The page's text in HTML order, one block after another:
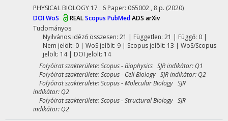
PHYSICAL BIOLOGY 17 : 6 Paper: 065002 , 8 p. (2020)
DOIWoS REALScopus PubMedADS arXiv
Tudományos
Nyilvános idéző összesen: 21 | Független: 21 | Függő: 0 |
Nem jelölt: 0 | WoS jelölt: 9 | Scopus jelölt: 13 | WoS/Scopus
jelölt: 14 | DOI jelölt: 14
Folyóirat szakterülete: Scopus - Biophysics SJR indikátor: Q1
Folyóirat szakterülete: Scopus - Cell Biology SJR indikátor: Q2
Folyóirat szakterülete: Scopus - Molecular Biology SJR
indikátor: Q2
Folyóirat szakterülete: Scopus - Structural Biology SJR
indikátor: Q2